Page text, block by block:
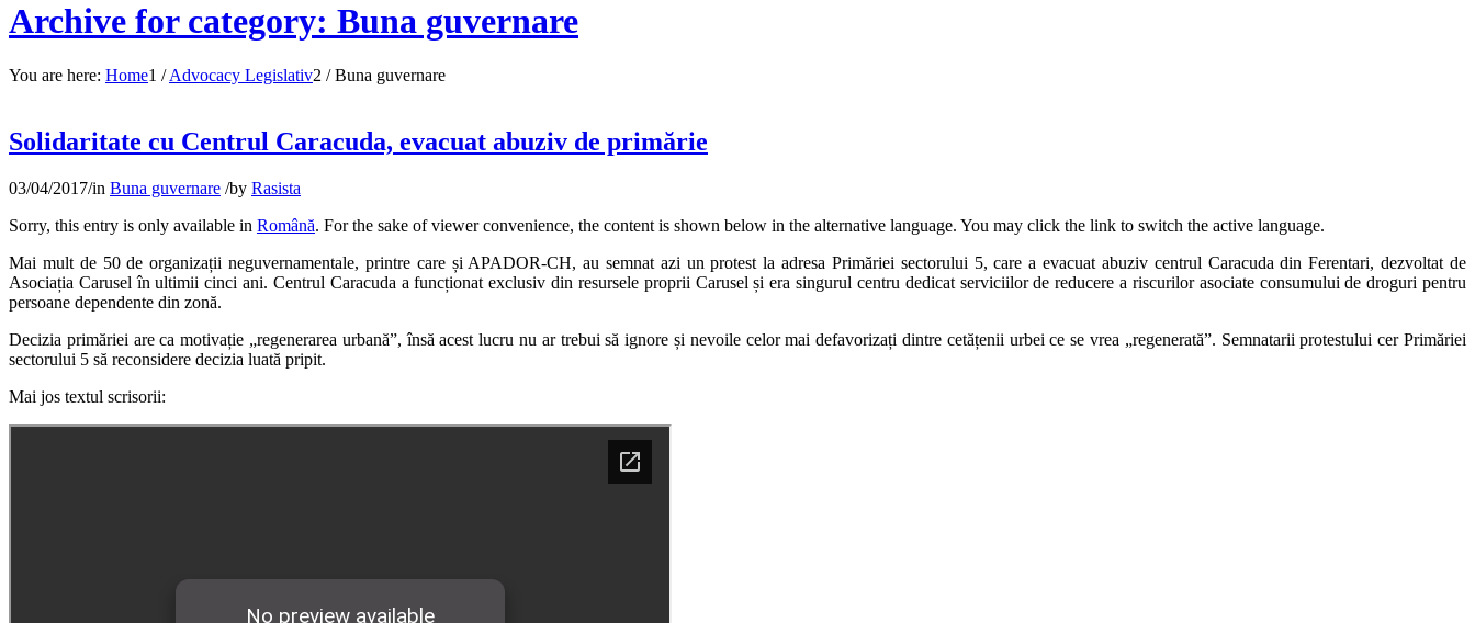
Archive for category: Buna guvernare
You are here: Home1 / Advocacy Legislativ2 / Buna guvernare
Solidaritate cu Centrul Caracuda, evacuat abuziv de primărie
03/04/2017/in Buna guvernare /by Rasista
Sorry, this entry is only available in Română. For the sake of viewer convenience, the content is shown below in the alternative language. You may click the link to switch the active language.
Mai mult de 50 de organizații neguvernamentale, printre care și APADOR-CH, au semnat azi un protest la adresa Primăriei sectorului 5, care a evacuat abuziv centrul Caracuda din Ferentari, dezvoltat de
Asociația Carusel în ultimii cinci ani. Centrul Caracuda a funcționat exclusiv din resursele proprii Carusel și era singurul centru dedicat serviciilor de reducere a riscurilor asociate consumului de droguri pentru
persoane dependente din zonă.
Decizia primăriei are ca motivație „regenerarea urbană”, însă acest lucru nu ar trebui să ignore și nevoile celor mai defavorizați dintre cetățenii urbei ce se vrea „regenerată”. Semnatarii protestului cer Primăriei
sectorului 5 să reconsidere decizia luată pripit.
Mai jos textul scrisorii: